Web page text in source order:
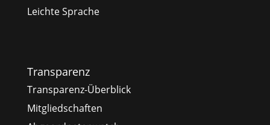
Leichte Sprache
Transparenz
Transparenz-Überblick
Mitgliedschaften